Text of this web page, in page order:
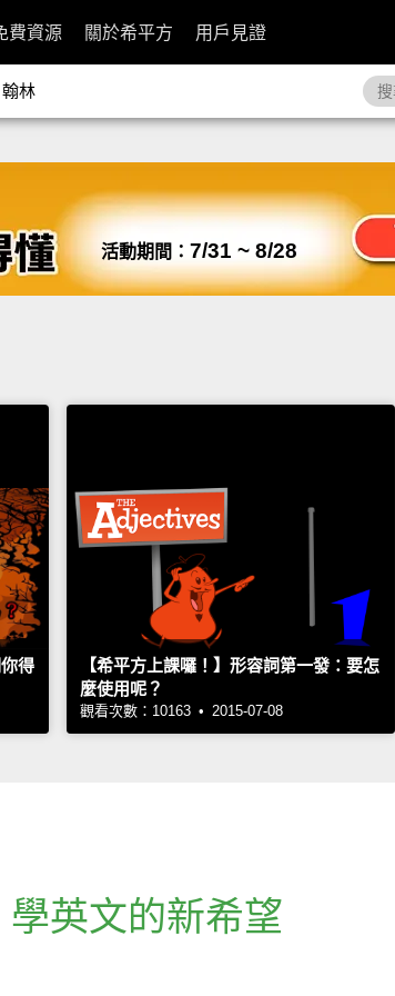
費資源 關於希平方 用戶見證
翰林
活動期間： 7/31 ~ 8/28
得
【希平方上課囉！】形容詞第一發：要怎
麼使用呢？
觀看次數：10163 • 2015-07-08
學英文的新希望